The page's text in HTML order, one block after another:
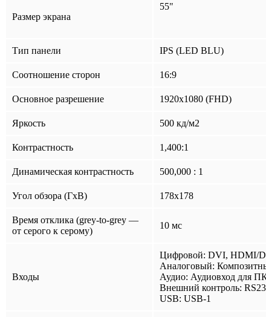
Размер экрана
55"
Тип панели IPS (LED BLU)
Соотношение сторон 16:9
Основное разрешение 1920x1080 (FHD)
Яркость 500 кд/м2
Контрастность 1,400:1
Динамическая контрастность 500,000 : 1
Угол обзора (ГхВ) 178x178
Время отклика (grey-to-grey —
от серого к серому)
10 мс
Входы
Цифровой: DVI, HDMI/
Аналоговый:
Аудио: Аудиовход для
Внешний контроль:
USB: USB-1